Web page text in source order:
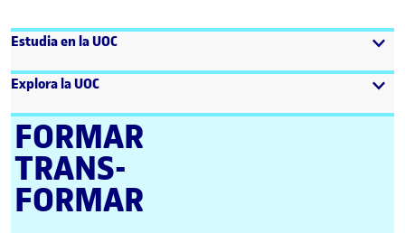
Estudia en la UOC
Explora la UOC
FORMAR
TRANS­
FORMAR